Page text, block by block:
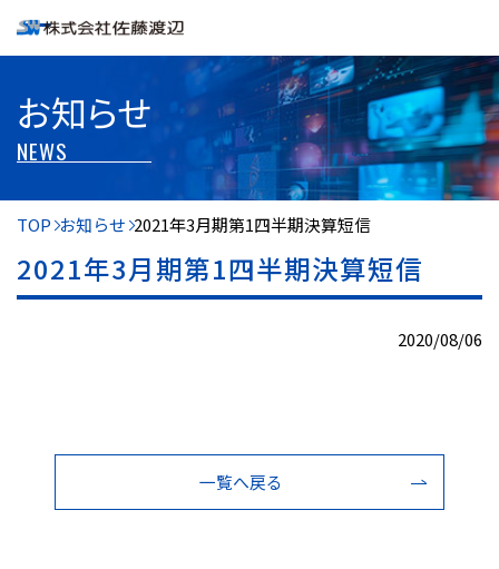
お知らせ
NEWS
TOP お知らせ 2021年3月期第1四半期決算短信
2021年3月期第1四半期決算短信
2020/08/06
一覧へ戻る